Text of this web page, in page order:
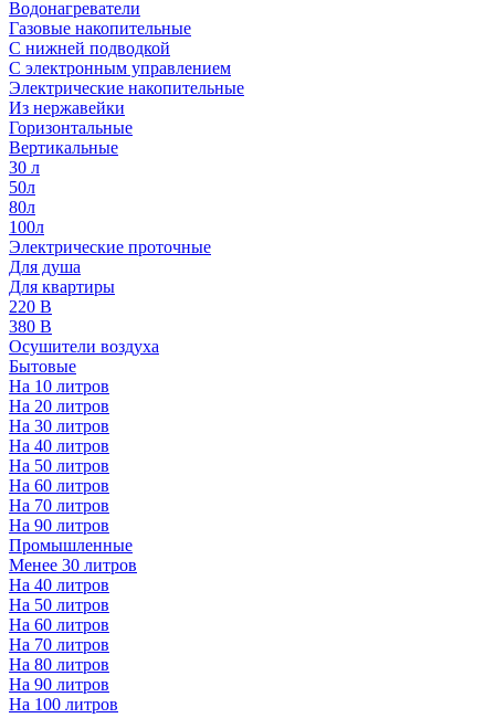
Водонагреватели
Газовые накопительные
С нижней подводкой
С электронным управлением
Электрические накопительные
Из нержавейки
Горизонтальные
Вертикальные
30 л
50л
80л
100л
Электрические проточные
Для душа
Для квартиры
220 В
380 В
Осушители воздуха
Бытовые
На 10 литров
На 20 литров
На 30 литров
На 40 литров
На 50 литров
На 60 литров
На 70 литров
На 90 литров
Промышленные
Менее 30 литров
На 40 литров
На 50 литров
На 60 литров
На 70 литров
На 80 литров
На 90 литров
На 100 литров